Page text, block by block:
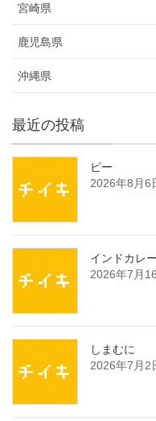
宮崎県
鹿児島県
沖縄県
最近の投稿
ピー
2026年8月6
インドカレー
2026年7月
しまむに
2026年7月2